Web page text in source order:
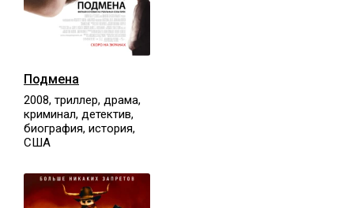
Подмена
2008, триллер, драма,
криминал, детектив,
биография, история,
США